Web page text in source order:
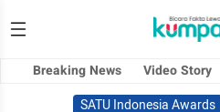
Breaking News Video Story
SATU Indonesia Awards